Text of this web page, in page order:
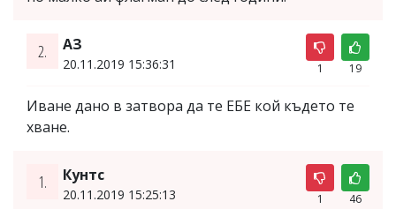
2. АЗ
20.11.2019 15:36:31 1 19
Иване дано в затвора да те ЕБЕ кой където те
хване.
1. Кунтс
20.11.2019 15:25:13 1 46